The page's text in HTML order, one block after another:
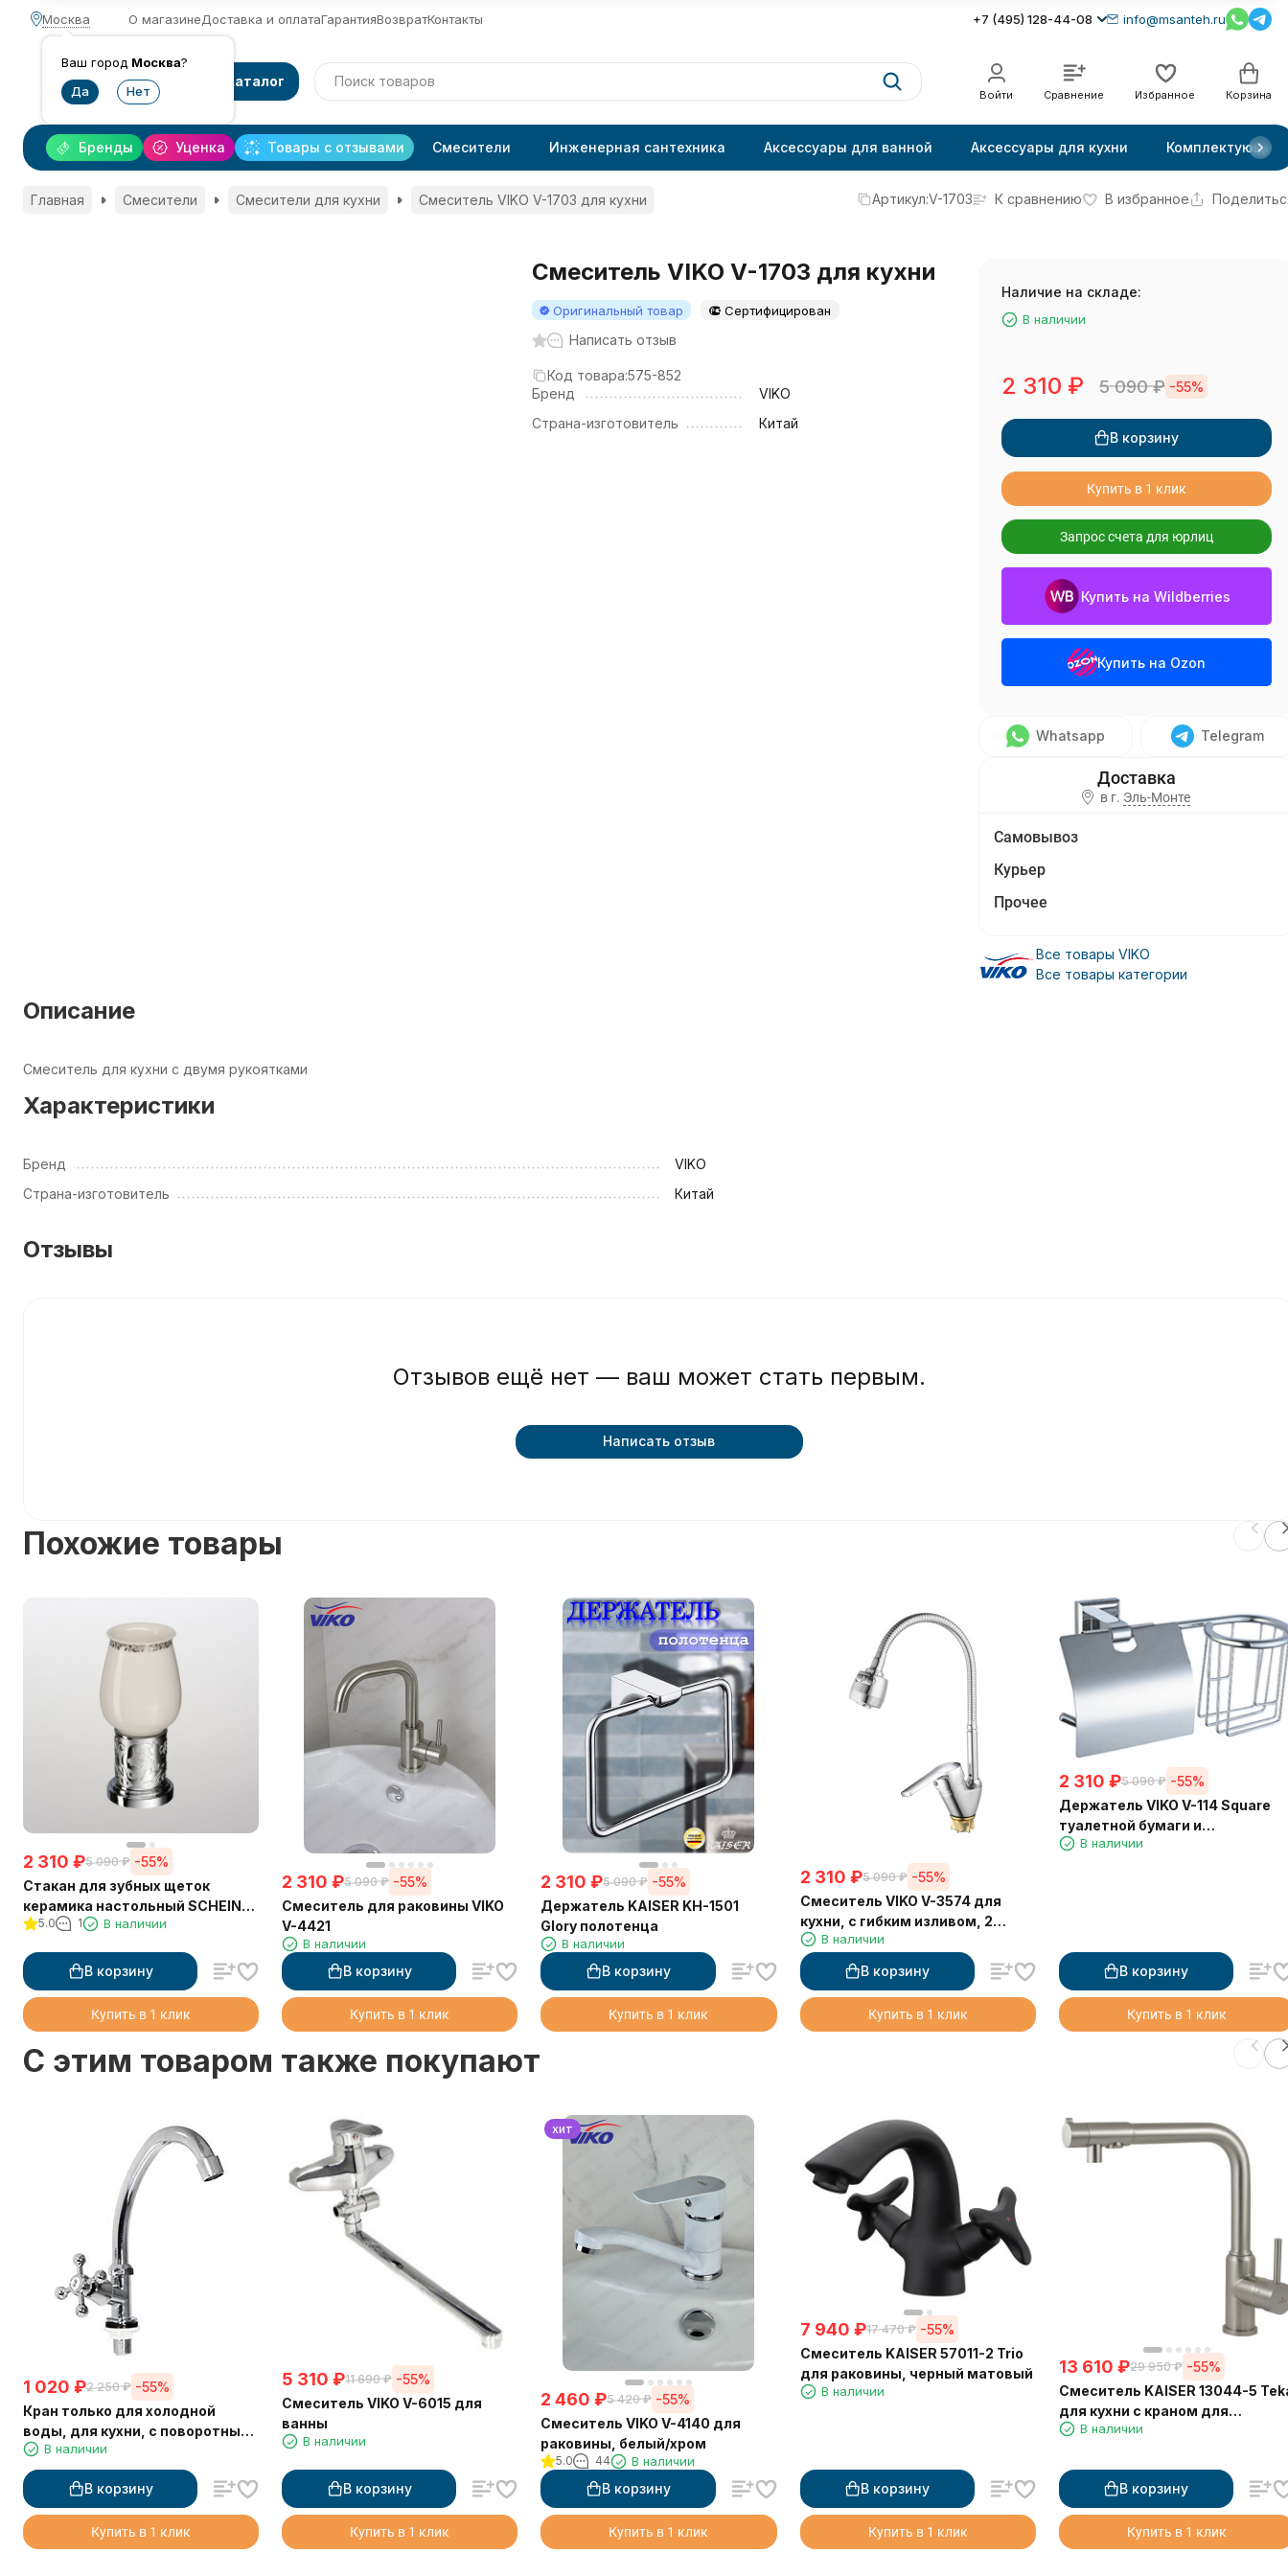
Москва
Ваш город Москва?
О магазинеДоставка и оплатаГарантияВозвратКонтакты +7 (495) 128-44-08 info@msanteh.ru
Каталог
Войти Сравнение Избранное Корзина
Уценка Товары с отзывами
Бренды Смесители Инженерная сантехника Аксессуары для ванной Аксессуары для кухни Комплектующие
Главная Смесители Смесители для кухни Смеситель VIKO V-1703 для кухни Артикул:V-1703 К сравнению В избранное
Смеситель VIKO V-1703 для кухни
Оригинальный товар Сертифицирован
Написать отзыв
Код товара:575-852
Бренд
VIKO
Страна-изготовитель
Китай
Наличие на складе:
В наличии
2 310 ₽ 5 090₽ -55%
В корзину
Купить в 1 клик
Запрос счета для юрлиц
Купить на Wildberries
Купить на Ozon
Whatsapp Telegram
в г. Эль-Монте
Самовывоз
Курьер
Прочее
Все товары VIKO
Все товары категории
Описание
Смеситель для кухни с двумя рукоятками
Характеристики
Бренд
VIKO
Страна-изготовитель
Китай
Отзывы
Отзывов ещё нет — ваш может стать первым.
Написать отзыв
Похожие товары
2 310 ₽5 090 ₽ -55%
Стакан для зубных щеток
керамика настольный SCHEIN
(7065013)
5.0 1 В наличии
В корзину
Купить в 1 клик
2 310 ₽5 090 ₽ -55%
Смеситель для раковины VIKO
V-4421
В наличии
В корзину
Купить в 1 клик
2 310 ₽5 090 ₽ -55%
Держатель KAISER KH-1501
Glory полотенца
В наличии
В корзину
Купить в 1 клик
2 310 ₽5 090 ₽ -55%
Смеситель VIKO V-3574 для
кухни, с гибким изливом, 2
режима, картридж Ф35, с
гайкой
В наличии
В корзину
Купить в 1 клик
2 310 ₽5 090 ₽ -55%
Держатель VIKO V-114 Square
туалетной бумаги и
освежителя, хром (латунь)
В наличии
В корзину
Купить в 1 клик
C этим товаром также покупают
1 020 ₽2 250 ₽ -55%
Кран только для холодной
воды, для кухни, с поворотным
изливом, моно кран, VIKO V-
1000, Хром
В наличии
В корзину
Купить в 1 клик
5 310 ₽11 690 ₽ -55%
Смеситель VIKO V-6015 для
ванны
В наличии
В корзину
Купить в 1 клик
хит
2 460 ₽5 420 ₽ -55%
Смеситель VIKO V-4140 для
раковины, белый/хром
5.0 44 В наличии
В корзину
Купить в 1 клик
7 940 ₽17 470 ₽ -55%
Смеситель KAISER 57011-2 Trio
для раковины, черный матовый
В наличии
В корзину
Купить в 1 клик
13 610 ₽29 950 ₽ -55%
Смеситель KAISER 13044-5
для кухни с краном для
питьевой воды, серебро
В наличии
В корзину
Купить в 1 клик